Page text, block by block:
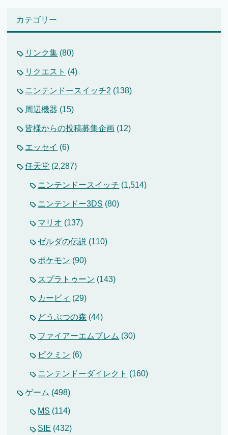
カテゴリー
リンク集 (80)
リクエスト (4)
ニンテンドースイッチ2 (138)
周辺機器 (15)
皆様からの投稿募集企画 (12)
エッセイ (6)
任天堂 (2,287)
ニンテンドースイッチ (1,514)
ニンテンドー3DS (80)
マリオ (137)
ゼルダの伝説 (110)
ポケモン (90)
スプラトゥーン (143)
カービィ (29)
どうぶつの森 (44)
ファイアーエムブレム (30)
ピクミン (6)
ニンテンドーダイレクト (160)
ゲーム (498)
MS (114)
SIE (432)